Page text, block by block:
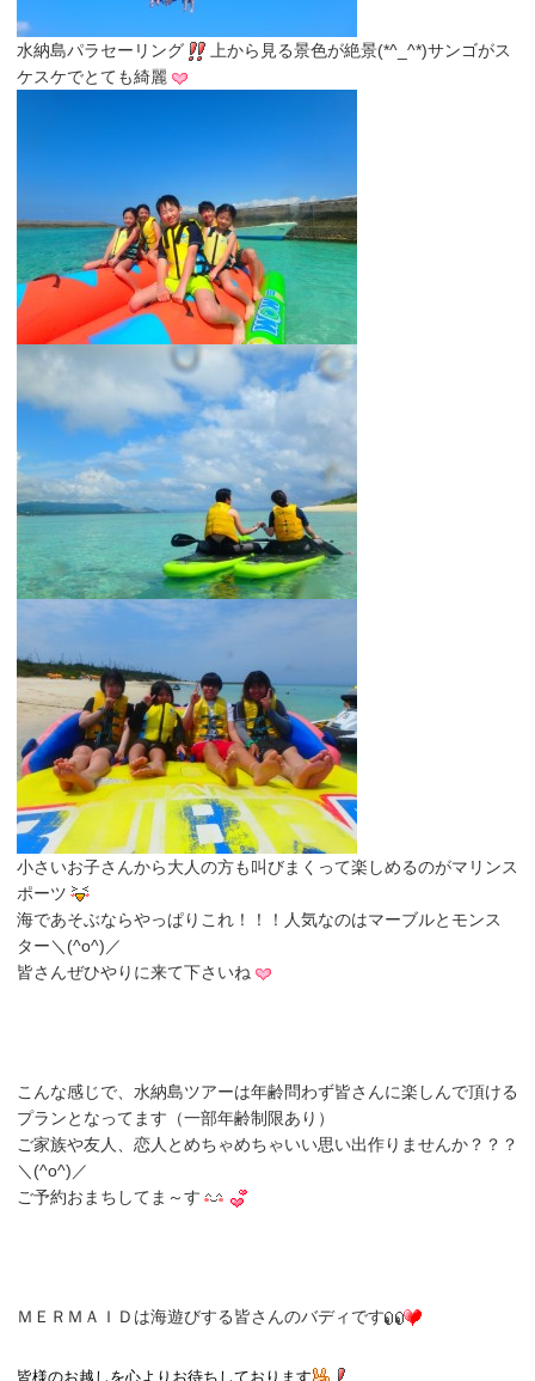
水納島パラセーリング
上から見る景色が絶景(*^_^*)サンゴがス
ケスケでとても綺麗
小さいお子さんから大人の方も叫びまくって楽しめるのがマリンス
ポーツ
海であそぶならやっぱりこれ！！！人気なのはマーブルとモンス
ター＼(^o^)／
皆さんぜひやりに来て下さいね
こんな感じで、水納島ツアーは年齢問わず皆さんに楽しんで頂ける
プランとなってます（一部年齢制限あり）
ご家族や友人、恋人とめちゃめちゃいい思い出作りませんか？？？
＼(^o^)／
ご予約おまちしてま～す
ＭＥＲＭＡＩＤは海遊びする皆さんのバディです
皆様のお越しを心よりお待ちしております